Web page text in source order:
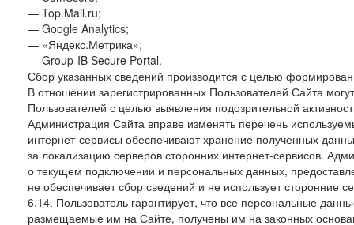
— Top.Mail.ru;
— Google Analytics;
— «Яндекс.Метрика»;
— Group-IB Secure Portal.
Сбор указанных сведений производится с целью
В отношении зарегистрированных Пользователей Сайта
Пользователей с целью выявления подозрительной
Администрация Сайта вправе изменять перечень
интернет-сервисы обеспечивают хранение полученных
за локализацию серверов сторонних интернет-сервисов.
о текущем подключении и персональных данных,
не обеспечивает сбор сведений и не использует
6.14. Пользователь гарантирует, что все персональные
размещаемые им на Сайте, получены им на законных